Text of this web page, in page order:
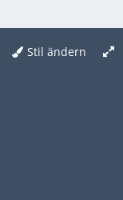
Stil ändern